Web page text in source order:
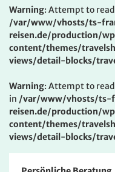
Warning: Attempt to
/var/www/vhosts/ts-
reisen.de/production/
content/themes/
views/detail-blocks/
Warning: Attempt to
in /var/www/vhosts/ts-
reisen.de/production/
content/themes/
views/detail-blocks/